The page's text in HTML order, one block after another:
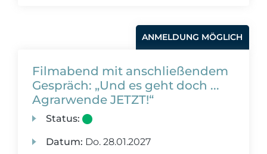
ANMELDUNG MÖGLICH
Filmabend mit anschließendem
Gespräch: „Und es geht doch ...
Agrarwende JETZT!“
Status:
Datum: Do. 28.01.2027